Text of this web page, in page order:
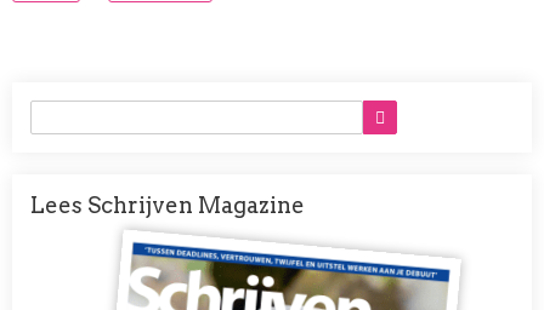
Lees Schrijven Magazine
Afbeelding